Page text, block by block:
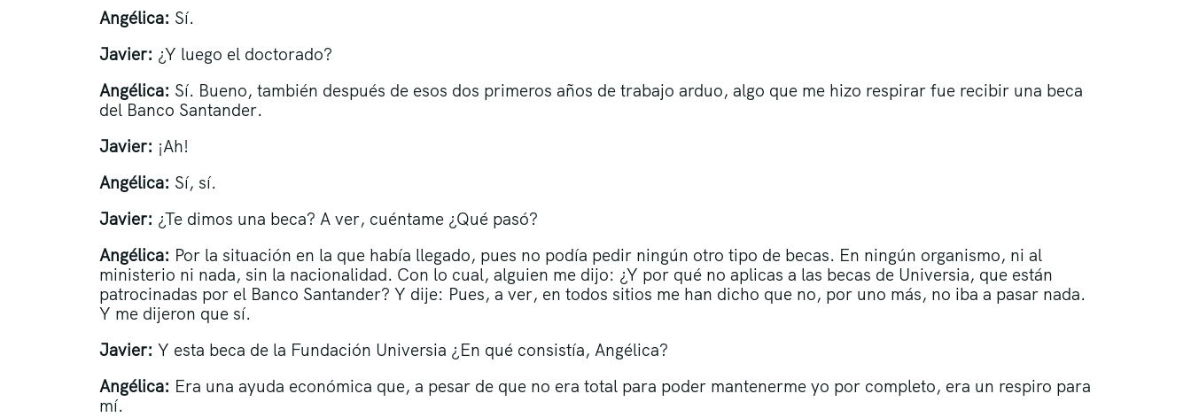
Angélica: Sí.
Javier: ¿Y luego el doctorado?
Angélica: Sí. Bueno, también después de esos dos primeros años de trabajo arduo, algo que me hizo respirar fue recibir una beca
del Banco Santander.
Javier: ¡Ah!
Angélica: Sí, sí.
Javier: ¿Te dimos una beca? A ver, cuéntame ¿Qué pasó?
Angélica: Por la situación en la que había llegado, pues no podía pedir ningún otro tipo de becas. En ningún organismo, ni al
ministerio ni nada, sin la nacionalidad. Con lo cual, alguien me dijo: ¿Y por qué no aplicas a las becas de Universia, que están
patrocinadas por el Banco Santander? Y dije: Pues, a ver, en todos sitios me han dicho que no, por uno más, no iba a pasar nada.
Y me dijeron que sí.
Javier: Y esta beca de la Fundación Universia ¿En qué consistía, Angélica?
Angélica: Era una ayuda económica que, a pesar de que no era total para poder mantenerme yo por completo, era un respiro para
mí.